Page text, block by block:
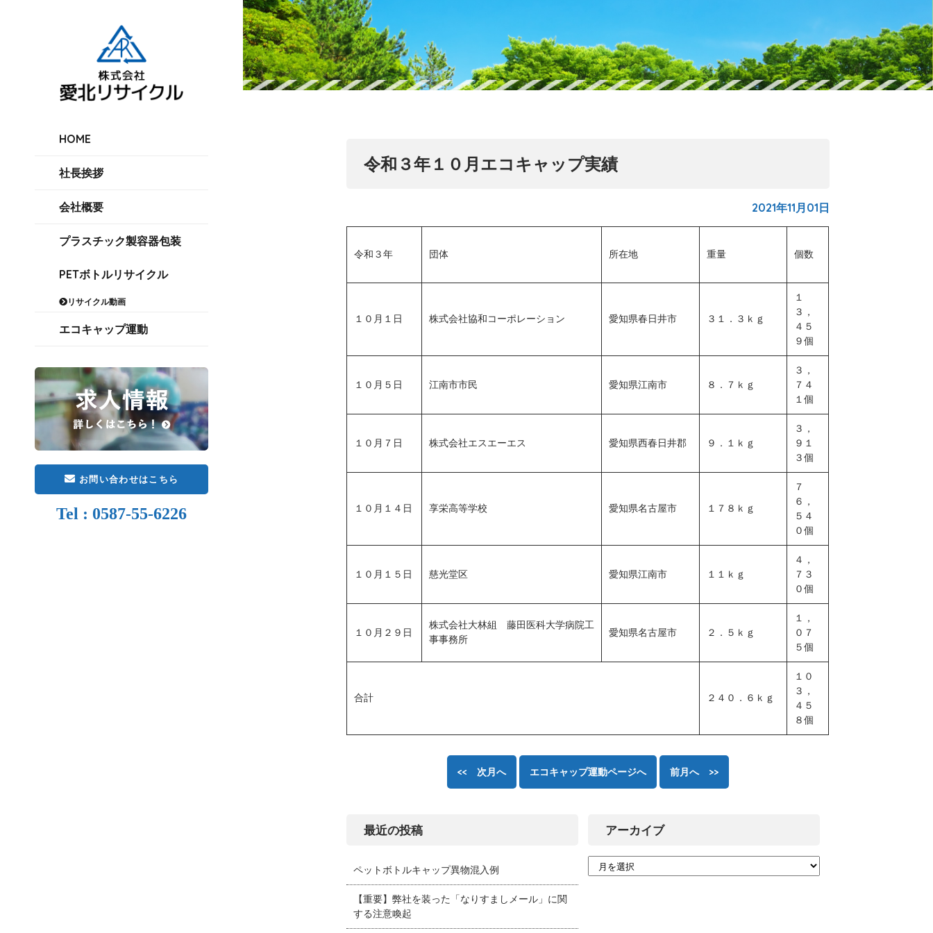
HOME
社長挨拶
会社概要
プラスチック製容器包装
PETボトルリサイクル
リサイクル動画
エコキャップ運動
お問い合わせはこちら
Tel : 0587-55-6226
令和３年１０月エコキャップ実績
2021年11月01日
令和３年 団体 所在地 重量 個数
１０月１日 株式会社協和コーポレーション 愛知県春日井市 ３１．３ｋｇ
１
３，
４５
９個
１０月５日 江南市市民 愛知県江南市 ８．７ｋｇ
３，
７４
１個
１０月７日 株式会社エスエーエス 愛知県西春日井郡 ９．１ｋｇ
３，
９１
３個
１０月１４日 享栄高等学校 愛知県名古屋市 １７８ｋｇ
７
６，
５４
０個
１０月１５日 慈光堂区 愛知県江南市 １１ｋｇ
４，
７３
０個
１０月２９日
株式会社大林組 藤田医科大学病院工
事事務所
愛知県名古屋市 ２．５ｋｇ
１，
０７
５個
合計 ２４０．６ｋｇ
１０
３，
４５
８個
<< 次月へ エコキャップ運動ページへ 前月へ >>
最近の投稿
ペットボトルキャップ異物混入例
【重要】弊社を装った「なりすましメール」に関
する注意喚起
アーカイブ